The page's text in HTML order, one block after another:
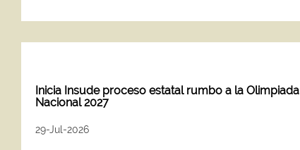
Inicia Insude proceso estatal rumbo a la Olimpiada
Nacional 2027
29-Jul-2026